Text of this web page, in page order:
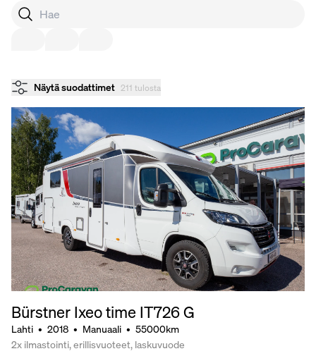
Näytä suodattimet 211 tulosta
Bürstner Ixeo time IT726 G
Lahti • 2018 • Manuaali • 55000km
2x ilmastointi, erillisvuoteet, laskuvuode